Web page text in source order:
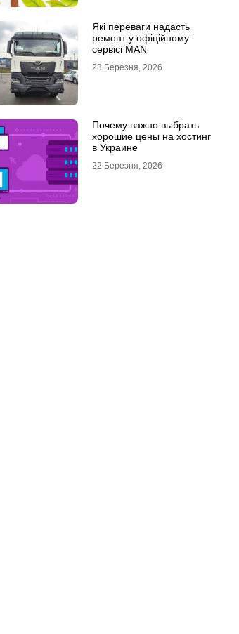
Які переваги надасть
ремонт у офіційному
сервісі MAN
23 Березня, 2026
Почему важно выбрать
хорошие цены на хостинг
в Украине
22 Березня, 2026